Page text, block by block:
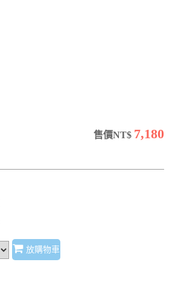
售價NT$ 7,180
放購物車